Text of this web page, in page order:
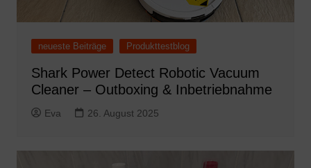
neueste Beiträge Produkttestblog
Shark Power Detect Robotic Vacuum
Cleaner – Outboxing & Inbetriebnahme
Eva 26. August 2025